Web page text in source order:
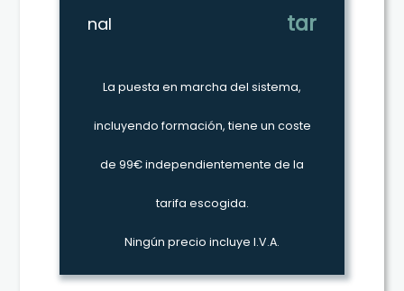
nal
tar
La puesta en marcha del sistema,
incluyendo formación, tiene un coste
de 99€ independientemente de la
tarifa escogida.
Ningún precio incluye I.V.A.